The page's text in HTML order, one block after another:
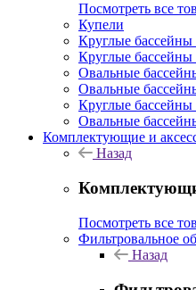
Посмотреть все
Купели
Круглые бассейны
Круглые бассейны
Овальные
Овальные
Круглые бассейны
Овальные
Комплектующие и
Назад
Посмотреть все
Фильтровальное
Назад